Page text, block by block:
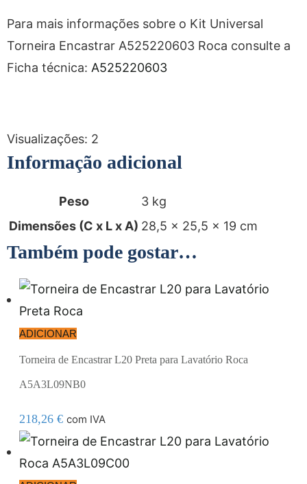
Para mais informações sobre o Kit Universal
Torneira Encastrar A525220603 Roca consulte a
Ficha técnica: A525220603
Visualizações: 2
Informação adicional
Peso
3 kg
Dimensões (C x L x A) 28,5 × 25,5 × 19 cm
Também pode gostar…
ADICIONAR
Torneira de Encastrar L20 Preta para Lavatório Roca
A5A3L09NB0
218,26 € com IVA